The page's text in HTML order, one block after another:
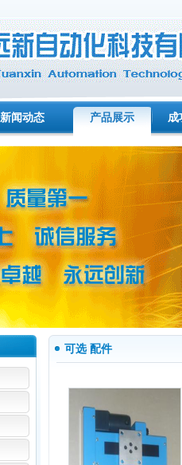
新闻动态 产品展示 成
可选 配件